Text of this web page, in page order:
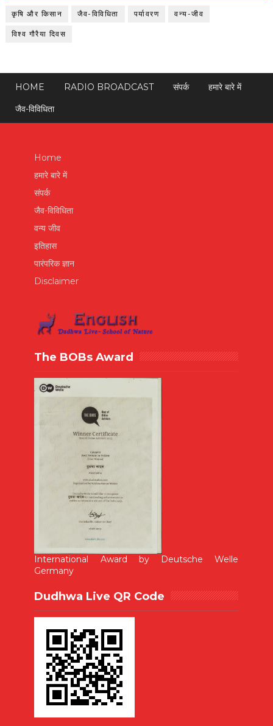
कृषि और किसान जैव-विविधिता पर्यावरण वन्य-जीव
विश्व गौरैया दिवस
HOME RADIO BROADCAST संपर्क
हमारे बारे में
जैव-विविधिता
Home
हमारे बारे में
संपर्क
जैव-विविधिता
वन्य जीव
इतिहास
पारंपरिक ज्ञान
Disclaimer
The BOBs Award
International Award by Deutsche Welle
Germany
Dudhwa Live QR Code